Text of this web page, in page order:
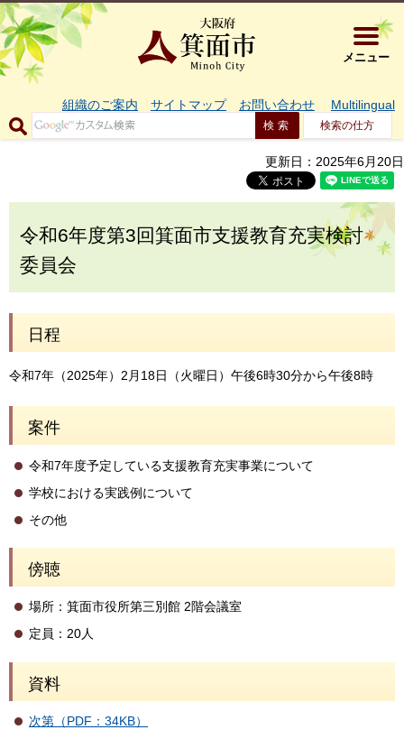
大阪府箕
メニュー
組織のご案内 サイトマップ お問い合わせ Multilingual
検索の仕方
更新日：2025年6月20日
令和6年度第3回箕面市支援教育充実検討
委員会
日程
令和7年（2025年）2月18日（火曜日）午後6時30分から午後8時
案件
令和7年度予定している支援教育充実事業について
学校における実践例について
その他
傍聴
場所：箕面市役所第三別館 2階会議室
定員：20人
資料
次第（PDF：34KB）